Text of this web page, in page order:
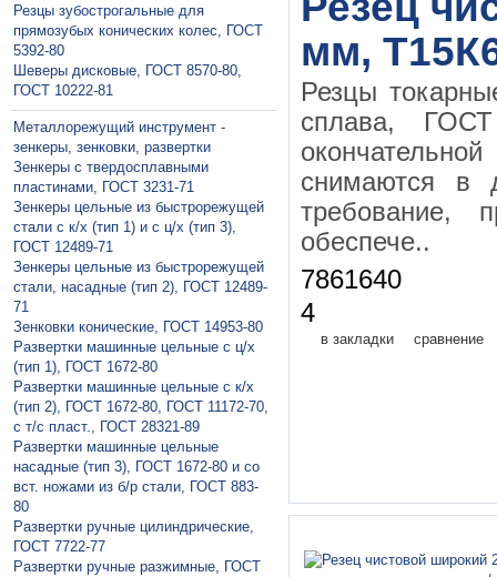
Резцы зубострогальные для
прямозубых конических колес, ГОСТ
5392-80
Шеверы дисковые, ГОСТ 8570-80,
ГОСТ 10222-81
Металлорежущий инструмент -
зенкеры, зенковки, развертки
Зeнкeры с твердосплавными
пластинами, ГОСТ 3231-71
Зeнкeры цельные из быстрорежущей
стали с к/х (тип 1) и с ц/х (тип 3),
ГОСТ 12489-71
Зeнкeры цельные из быстрорежущей
стали, насадные (тип 2), ГОСТ 12489-
71
Зенковки конические, ГОСТ 14953-80
Рaзвeртки мaшинныe цельные с ц/х
(тип 1), ГОСТ 1672-80
Рaзвeртки мaшинные цельные с к/х
(тип 2), ГОСТ 1672-80, ГОСТ 11172-70,
с т/с пласт., ГОСТ 28321-89
Рaзвeртки машинные цельные
насадные (тип 3), ГОСТ 1672-80 и со
вст. ножами из б/р стали, ГОСТ 883-
80
Рaзвертки ручныe цилиндрические,
ГОСТ 7722-77
Рaзвертки ручные разжимные, ГОСТ
мм,
Резцы
сплава,
снимаются в
требование,
обеспече..
7861640
4
в закладки сравнение